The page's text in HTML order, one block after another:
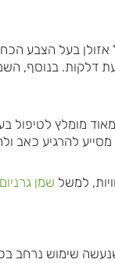
אזולן בעל הצבע
דלקות. בנוסף,
מומלץ לטיפול
מסייע להרגיע
למשל שמן גרניום
שימוש נרחב